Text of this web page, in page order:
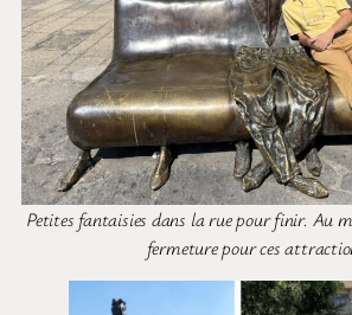
Petites fantaisies dans la rue pour finir. Au
fermeture pour ces